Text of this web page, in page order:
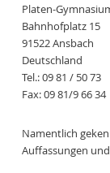
Platen-
Bahnhofplatz 15
91522 Ansbach
Deutschland
Tel.: 09 81 / 50 73
Fax: 09 81/9 66 34
Namentlich
Auffassungen